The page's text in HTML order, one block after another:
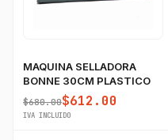
MAQUINA SELLADORA
BONNE 30CM PLASTICO
$680.00$612.00
IVA INCLUIDO